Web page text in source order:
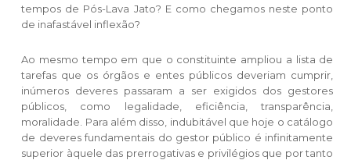
tempos de Pós-Lava Jato? E como chegamos neste ponto
de inafastável inflexão?
Ao mesmo tempo em que o constituinte ampliou a lista de
tarefas que os órgãos e entes públicos deveriam cumprir,
inúmeros deveres passaram a ser exigidos dos gestores
públicos, como legalidade, eficiência, transparência,
moralidade. Para além disso, indubitável que hoje o catálogo
de deveres fundamentais do gestor público é infinitamente
superior àquele das prerrogativas e privilégios que por tanto